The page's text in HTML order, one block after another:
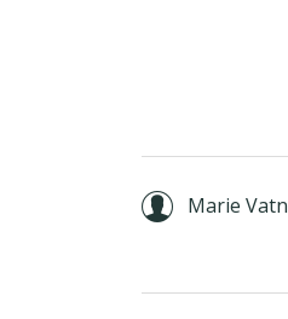
Marie Vatn